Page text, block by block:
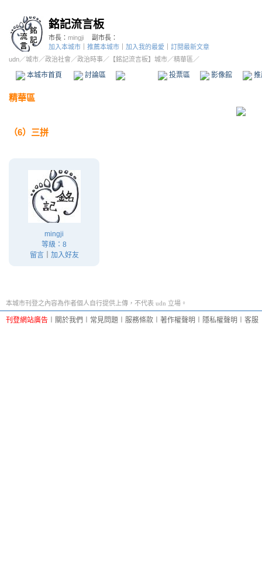
銘記流言板
市長： mingji
副市長：
加入本城市
推薦本城市 加入我的最愛
訂閱最新文章
udn／城市／政治社會 ／政治時事／ 【銘記流言板】城市／精華區／
本城市首頁 討論區 精華區 投票區 影像館
精華區
（6）三拼
mingji
等級：8
留言｜ 加入好友
本城市刊登之內容為作者個人自行提供上傳，不代表 udn 立場。
刊登網站廣告 關於我們 常見問題 服務條款 著作權聲明 隱私權聲明 客服